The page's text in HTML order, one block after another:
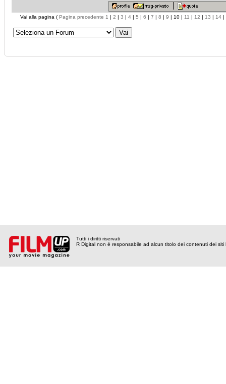
Vai alla pagina ( Pagina precedente 1 | 2 | 3 | 4 | 5 | 6 | 7 | 8 | 9 | 10 | 11 | 12 | 13 | 14 |
Tutti i diritti riservati
R Digital non è responsabile ad alcun titolo dei contenuti dei siti